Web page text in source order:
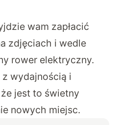
wam zapłacić
zdjęciach i wedle
rower elektryczny.
wydajnością i
jest to świetny
nowych miejsc.